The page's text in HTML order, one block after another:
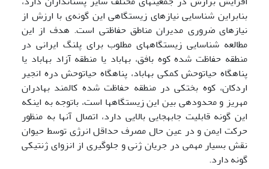
بنابراین شناسایی نیازهای زیستگاهی این گونه‌ی با ارزش از
نیازهای ضروری مدیران مناطق حفاظتی است. هدف از این
مطالعه شناسایی زیستگاه­های مطلوب برای پلنگ ایرانی در
منطقه حفاظت شده کوه بافق، بهاباد یا منطقه آزاد بهاباد یا
پناهگاه حیات­وحش کمکی بهاباد، پناهگاه حیات­وحش دره انجیر
اردکان، کوه بختکی در منطقه حفاظت شده کالمند بهادران
مهریز و محدوده­ی بین این زیستگاه­ها است، باتوجه به اینکه
این گونه قابلیت جابه­جایی بالایی دارد، اتصال آن­ها به منظور
حرکت ایمن و در عین حال مصرف حداقل انرژی توسط حیوان
نقش بسیار مهمی در جریان ژنی و جلوگیری از انزوای ژنتیکی
گونه دارد.